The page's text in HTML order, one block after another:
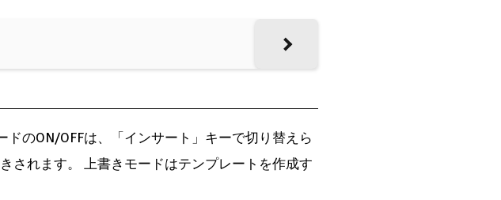
のON/OFFは、「インサート」キーで切り替えら
されます。 上書きモードはテンプレートを作成す